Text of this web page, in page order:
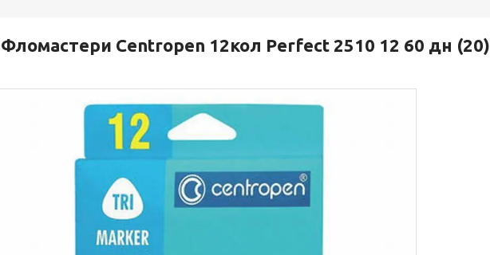
Фломастери Centropen 12кол Perfect 2510 12 60 дн (20)